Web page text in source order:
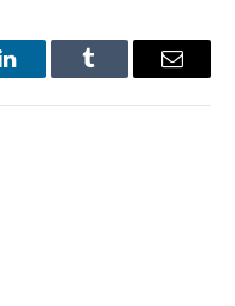
LinkedInTumblr Email